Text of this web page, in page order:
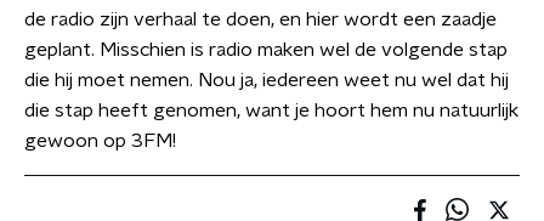
de radio zijn verhaal te doen, en hier wordt een zaadje
geplant. Misschien is radio maken wel de volgende stap
die hij moet nemen. Nou ja, iedereen weet nu wel dat hij
die stap heeft genomen, want je hoort hem nu natuurlijk
gewoon op 3FM!